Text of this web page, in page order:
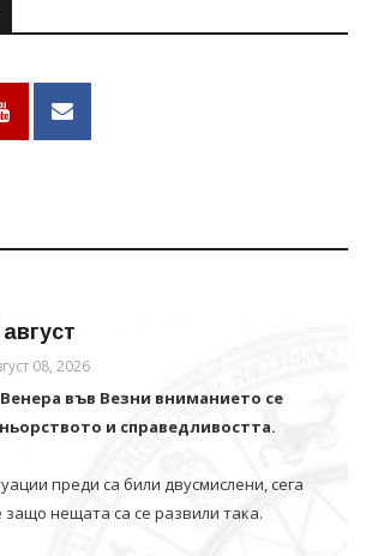
08, 2026
във Везни вниманието се
и справедливостта.
преди са били двусмислени, сега
нещата са се развили така.